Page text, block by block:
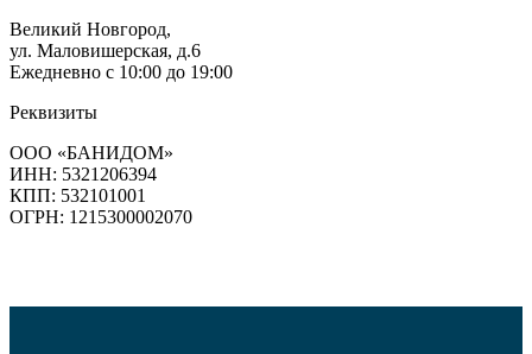
Великий Новгород,
ул. Маловишерская, д.6
Ежедневно с 10:00 до 19:00
Реквизиты
ООО «БАНИДОМ»
ИНН: 5321206394
КПП: 532101001
ОГРН: 1215300002070